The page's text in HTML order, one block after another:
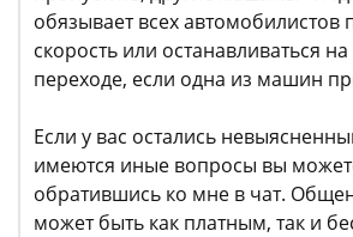
обязывает всех автомобилистов
скорость или останавливаться
переходе, если одна из машин
Если у вас остались
имеются иные вопросы вы
обратившись ко мне в чат.
может быть как платным, так и